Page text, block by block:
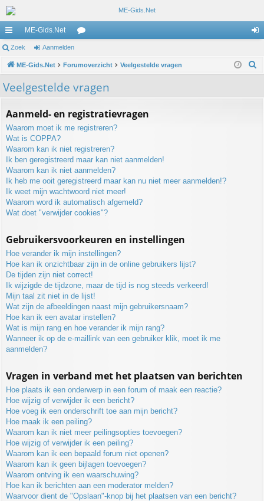
ne
lle
lin
ME-Gids.Net
u m
Zoek Aanmelden
ME-Gids.Net Forumoverzicht Veelgestelde vragen
Veelgestelde vragen
Aanmeld- en registratievragen
Waarom moet ik me registreren?
Wat is COPPA?
Waarom kan ik niet registreren?
Ik ben geregistreerd maar kan niet aanmelden!
Waarom kan ik niet aanmelden?
Ik heb me ooit geregistreerd maar kan nu niet meer aanmelden!?
Ik weet mijn wachtwoord niet meer!
Waarom word ik automatisch afgemeld?
Wat doet "verwijder cookies"?
Gebruikersvoorkeuren en instellingen
Hoe verander ik mijn instellingen?
Hoe kan ik onzichtbaar zijn in de online gebruikers lijst?
De tijden zijn niet correct!
Ik wijzigde de tijdzone, maar de tijd is nog steeds verkeerd!
Mijn taal zit niet in de lijst!
Wat zijn de afbeeldingen naast mijn gebruikersnaam?
Hoe kan ik een avatar instellen?
Wat is mijn rang en hoe verander ik mijn rang?
Wanneer ik op de e-maillink van een gebruiker klik, moet ik me
aanmelden?
Vragen in verband met het plaatsen van berichten
Hoe plaats ik een onderwerp in een forum of maak een reactie?
Hoe wijzig of verwijder ik een bericht?
Hoe voeg ik een onderschrift toe aan mijn bericht?
Hoe maak ik een peiling?
Waarom kan ik niet meer peilingsopties toevoegen?
Hoe wijzig of verwijder ik een peiling?
Waarom kan ik een bepaald forum niet openen?
Waarom kan ik geen bijlagen toevoegen?
Waarom ontving ik een waarschuwing?
Hoe kan ik berichten aan een moderator melden?
Waarvoor dient de "Opslaan"-knop bij het plaatsen van een bericht?